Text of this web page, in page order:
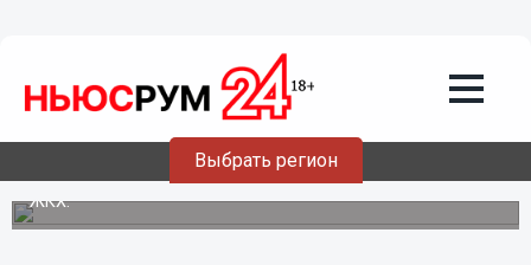
Выбрать регион
Модернизация систем
теплоснабжения Нижнего Новгорода
обойдется в 5 млрд рублей
Планируется привлечь финансирование из
государственного Фонда содействия реформированию
ЖКХ.